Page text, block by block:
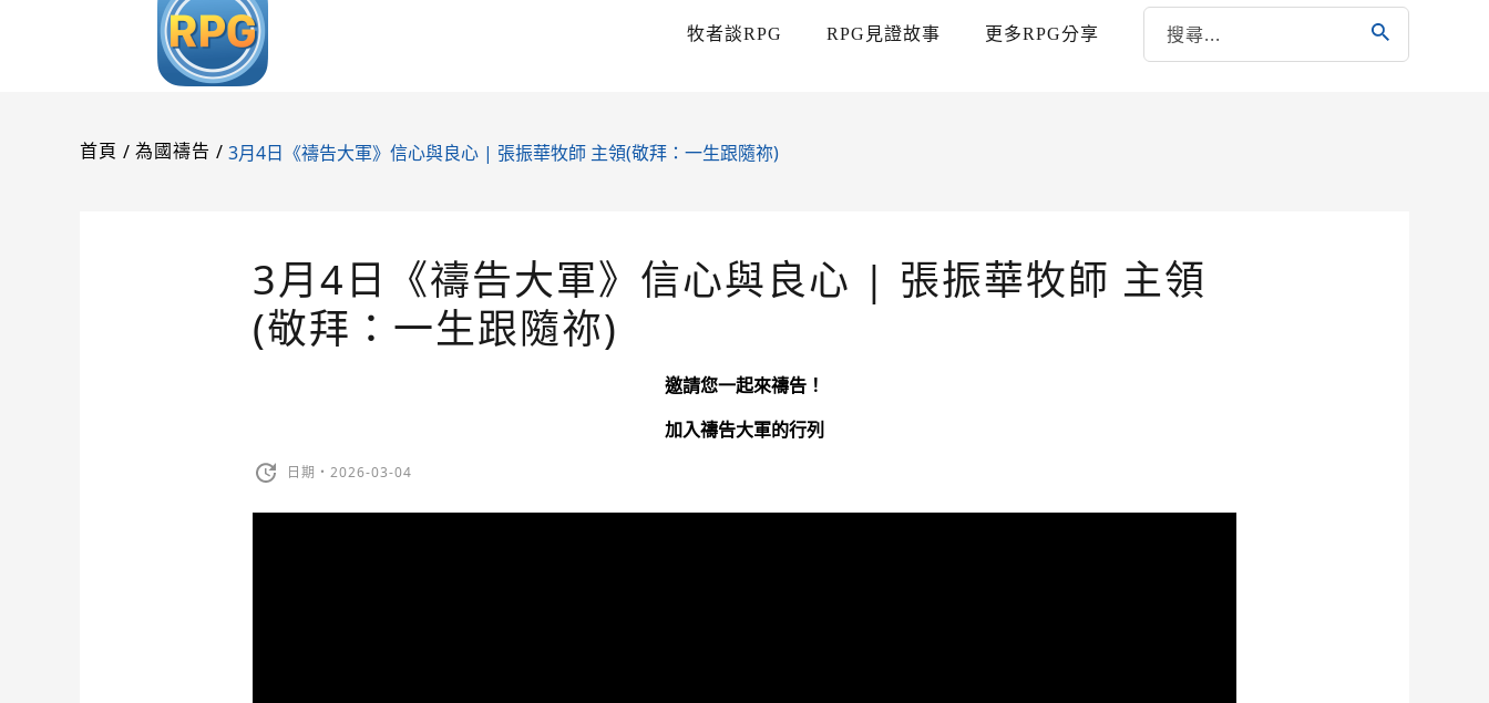
牧者談RPG RPG見證故事 更多RPG分享
首頁 / 為國禱告 / 3月4日《禱告大軍》信心與良心 | 張振華牧師 主領(敬拜：一生跟隨祢)
3月4日《禱告大軍》信心與良心 | 張振華牧師 主領
(敬拜：一生跟隨祢)
邀請您一起來禱告！
加入禱告大軍的行列
日期・2026-03-04